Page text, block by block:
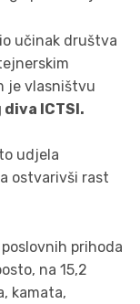
učinak društva
je vlasništvu
ICTSI.
udjela
ostvarivši rast
prihoda
na 15,2
kamata,